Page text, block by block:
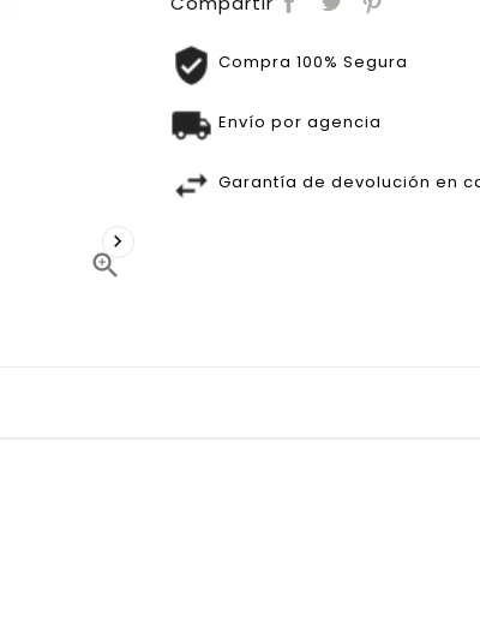


Compra 100% Segura
Envío por agencia
Garantía de devolución en